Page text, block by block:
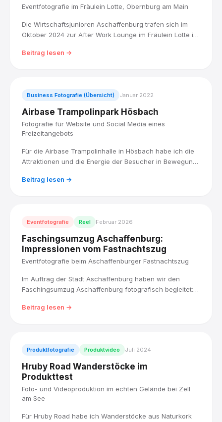
Eventfotografie im Fräulein Lotte, Obernburg am Main
Die Wirtschaftsjunioren Aschaffenburg trafen sich im
Oktober 2024 zur After Work Lounge im Fräulein Lotte in
unauffällig und nah an den Gesprächen, für eine
Beitrag lesen →
Business Fotografie (Übersicht) Januar 2022
Airbase Trampolinpark Hösbach
Fotografie für Website und Social Media eines
Freizeitangebots
Für die Airbase Trampolinhalle in Hösbach habe ich die
Attraktionen und die Energie der Besucher in Bewegung
Media zum Hingucker macht.
Beitrag lesen →
Eventfotografie Reel Februar 2026
Faschingsumzug Aschaffenburg:
Impressionen vom Fastnachtszug
Eventfotografie beim Aschaffenburger Fastnachtszug
Im Auftrag der Stadt Aschaffenburg haben wir den
Faschingsumzug Aschaffenburg fotografisch begleitet:
bei strahlendem Wetter durch die Innenstadt bis zum
Beitrag lesen →
Produktfotografie Produktvideo Juli 2024
Hruby Road Wanderstöcke im
Produkttest
Foto- und Videoproduktion im echten Gelände bei Zell
am See
Für Hruby Road habe ich Wanderstöcke aus Naturkork